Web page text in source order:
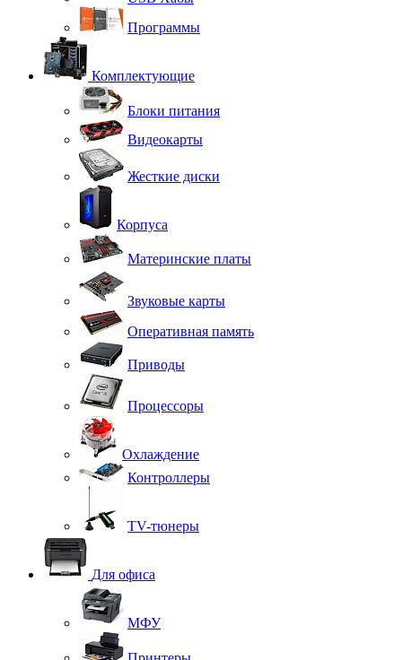
Программы
Комплектующие
Блоки питания
Видеокарты
Жесткие диски
Корпуса
Материнские платы
Звуковые карты
Оперативная память
Приводы
Процессоры
Охлаждение
Контроллеры
TV-тюнеры
Для офиса
МФУ